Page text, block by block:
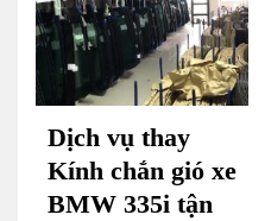
Dịch vụ thay
Kính chắn gió xe
BMW 335i tận